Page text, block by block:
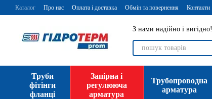
Перейти до основного контенту
Каталог Про нас Оплата і доставка Обмін та повернення Контакти
З нами надійно і вигідно!
Труби
фітінги
фланці
Запірна і
регулююча
арматура
Трубопроводна
арматура